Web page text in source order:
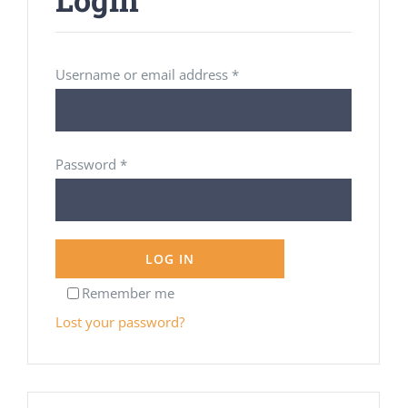
Username or email address *Required
Password *Required
Remember me
LOG IN
Lost your password?